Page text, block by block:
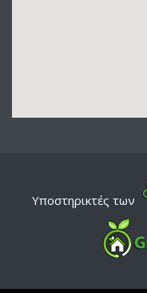
Υποστηρικτές των